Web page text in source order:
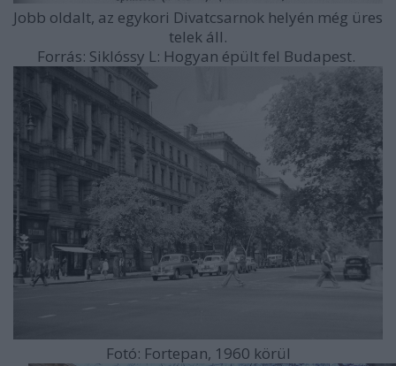
Jobb oldalt, az egykori Divatcsarnok helyén még üres
telek áll.
Forrás: Siklóssy L: Hogyan épült fel Budapest.
Fotó: Fortepan, 1960 körül